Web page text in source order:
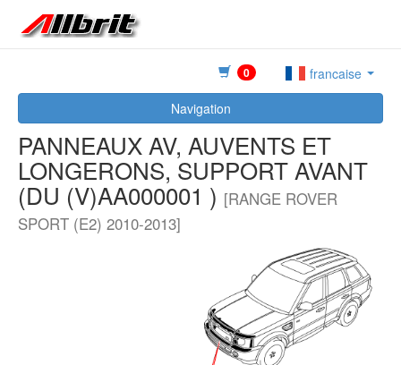
0
francaise
Navigation
PANNEAUX AV, AUVENTS ET
LONGERONS, SUPPORT AVANT
(DU (V)AA000001 ) [RANGE ROVER
SPORT (E2) 2010-2013]